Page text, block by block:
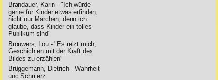
Brandauer, Karin - "Ich würde
gerne für Kinder etwas erfinden,
nicht nur Märchen, denn ich
glaube, dass Kinder ein tolles
Publikum sind"
Brouwers, Lou - "Es reizt mich,
Geschichten mit der Kraft des
Bildes zu erzählen"
Brüggemann, Dietrich - Wahrheit
und Schmerz